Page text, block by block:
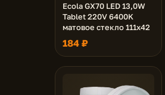
Ecola GX70 LED 13,0W
Tablet 220V 6400K
матовое стекло 111x42
184 ₽